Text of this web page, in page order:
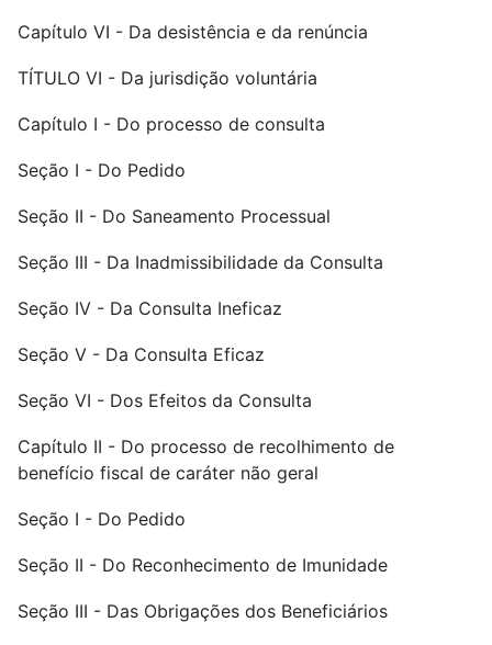
Capítulo VI - Da desistência e da renúncia
TÍTULO VI - Da jurisdição voluntária
Capítulo I - Do processo de consulta
Seção I - Do Pedido
Seção II - Do Saneamento Processual
Seção III - Da Inadmissibilidade da Consulta
Seção IV - Da Consulta Ineficaz
Seção V - Da Consulta Eficaz
Seção VI - Dos Efeitos da Consulta
Capítulo II - Do processo de recolhimento de
benefício fiscal de caráter não geral
Seção I - Do Pedido
Seção II - Do Reconhecimento de Imunidade
Seção III - Das Obrigações dos Beneficiários